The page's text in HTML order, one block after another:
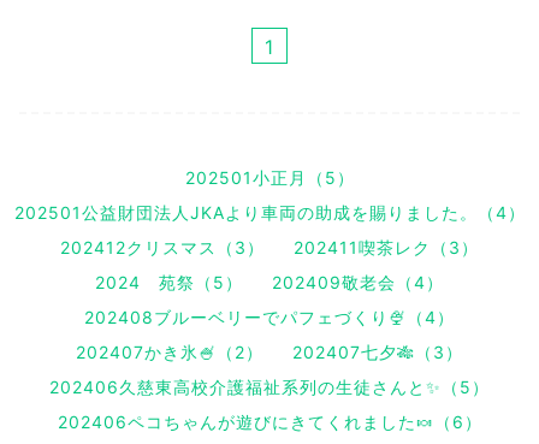
1
202501小正月（5）
202501公益財団法人JKAより車両の助成を賜りました。（4）
202412クリスマス（3）
202411喫茶レク（3）
2024 苑祭（5）
202409敬老会（4）
202408ブルーベリーでパフェづくり🍨（4）
202407かき氷🍧（2）
202407七夕🎋（3）
202406久慈東高校介護福祉系列の生徒さんと✨（5）
202406ペコちゃんが遊びにきてくれました🍬（6）